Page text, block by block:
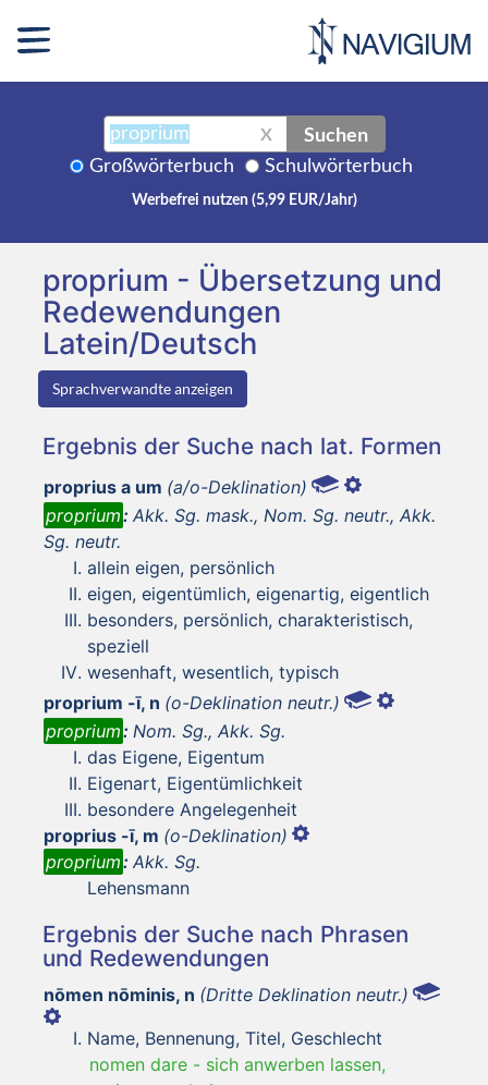
X Suchen
Großwörterbuch Schulwörterbuch
Werbefrei nutzen (5,99 EUR/Jahr)
proprium - Übersetzung und
Redewendungen
Latein/Deutsch
Sprachverwandte anzeigen
Ergebnis der Suche nach lat. Formen
proprius a um (a/o-Deklination)
proprium: Akk. Sg. mask., Nom. Sg. neutr., Akk.
Sg. neutr.
allein eigen, persönlich
eigen, eigentümlich, eigenartig, eigentlich
besonders, persönlich, charakteristisch,
speziell
wesenhaft, wesentlich, typisch
proprium -ī, n (o-Deklination neutr.)
proprium: Nom. Sg., Akk. Sg.
das Eigene, Eigentum
Eigenart, Eigentümlichkeit
besondere Angelegenheit
proprius -ī, m (o-Deklination)
proprium: Akk. Sg.
Lehensmann
Ergebnis der Suche nach Phrasen
und Redewendungen
nōmen nōminis, n (Dritte Deklination neutr.)
Name, Bennenung, Titel, Geschlecht
nomen dare - sich anwerben lassen,